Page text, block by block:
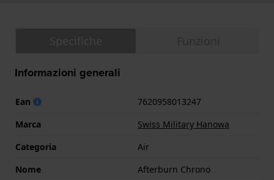
Informazioni generali
Ean
7620958013247
Marca
Swiss Military Hanowa
Categoria
Air
Nome
Afterburn Chrono